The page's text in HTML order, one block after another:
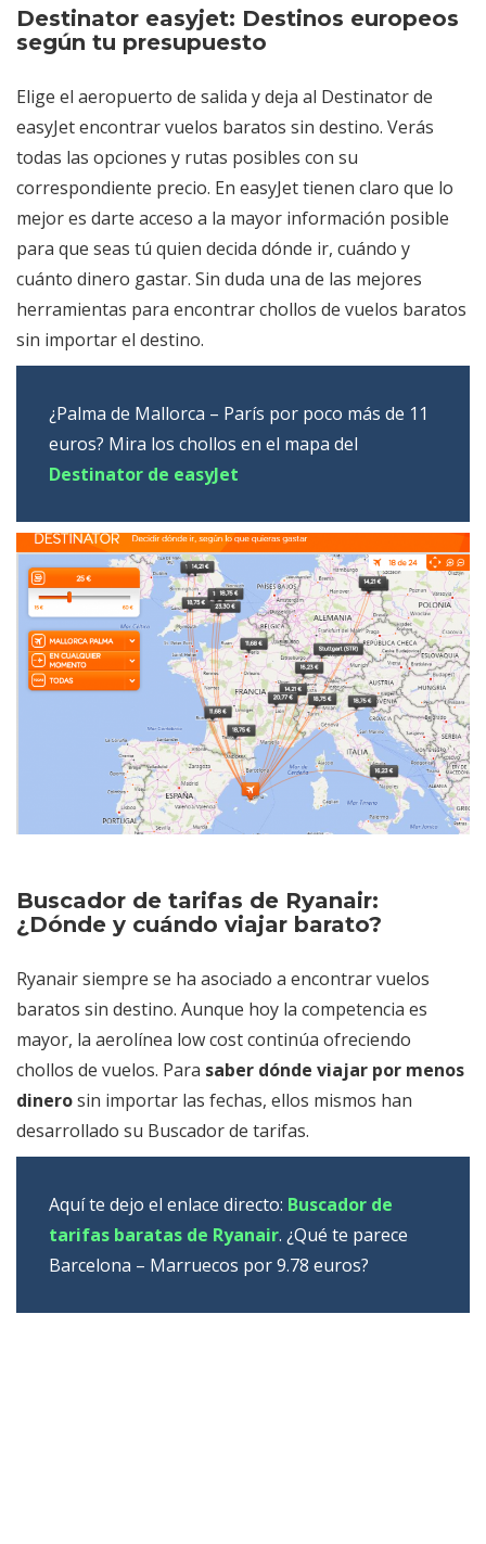
Destinator easyjet: Destinos europeos
según tu presupuesto
Elige el aeropuerto de salida y deja al Destinator de
easyJet encontrar vuelos baratos sin destino. Verás
todas las opciones y rutas posibles con su
correspondiente precio. En easyJet tienen claro que lo
mejor es darte acceso a la mayor información posible
para que seas tú quien decida dónde ir, cuándo y
cuánto dinero gastar. Sin duda una de las mejores
herramientas para encontrar chollos de vuelos baratos
sin importar el destino.
¿Palma de Mallorca – París por poco más de 11
euros? Mira los chollos en el mapa del
Destinator de easyJet
Buscador de tarifas de Ryanair:
¿Dónde y cuándo viajar barato?
Ryanair siempre se ha asociado a encontrar vuelos
baratos sin destino. Aunque hoy la competencia es
mayor, la aerolínea low cost continúa ofreciendo
chollos de vuelos. Para saber dónde viajar por menos
dinerosin importar las fechas, ellos mismos han
desarrollado su Buscador de tarifas.
Aquí te dejo el enlace directo: Buscador de
tarifas baratas de Ryanair. ¿Qué te parece
Barcelona – Marruecos por 9.78 euros?